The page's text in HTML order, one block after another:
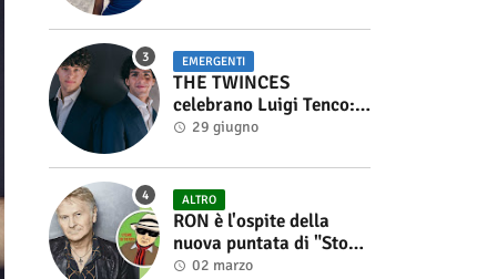
EMERGENTI
THE TWINCES
celebrano Luigi Tenco:
fuori singolo e video di
29 giugno
ALTRO
RON è l'ospite della
nuova puntata di "Storie
di Musica", in onda sul
02 marzo